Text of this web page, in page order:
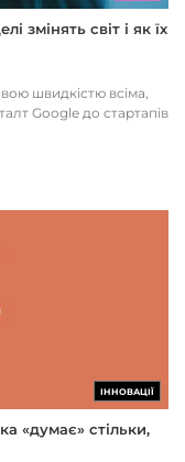
змінять світ і як їх
швидкістю всіма,
Google до стартапів
ІННОВАЦІЇ
«думає» стільки,